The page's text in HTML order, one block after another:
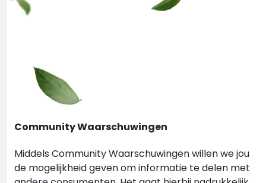
Community Waarschuwingen
Middels Community Waarschuwingen willen we jou
de mogelijkheid geven om informatie te delen met